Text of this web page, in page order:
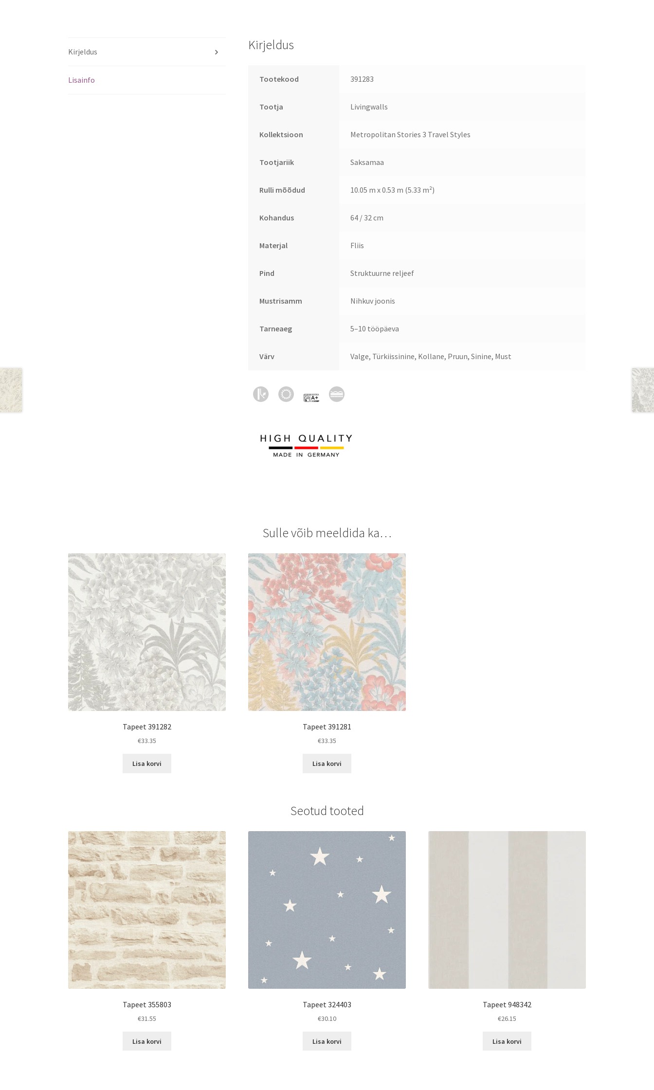
Kirjeldus
Lisainfo
Kirjeldus
Tootekood 391283
Tootja Livingwalls
Kollektsioon Metropolitan Stories 3 Travel Styles
Tootjariik Saksamaa
Rulli mõõdud 10.05 m x 0.53 m (5.33 m²)
Kohandus 64 / 32 cm
Materjal Fliis
Pind Struktuurne reljeef
Mustrisamm Nihkuv joonis
Tarneaeg 5–10 tööpäeva
Värv Valge, Türkiissinine, Kollane, Pruun, Sinine, Must
Sulle võib meeldida ka…
Tapeet 391282
€33.35
Lisa korvi
Tapeet 391281
€33.35
Lisa korvi
Seotud tooted
Tapeet 355803
€31.55
Lisa korvi
Tapeet 324403
€30.10
Lisa korvi
Tapeet 948342
€26.15
Lisa korvi